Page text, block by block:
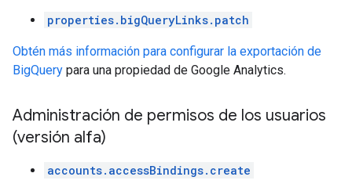
properties.bigQueryLinks.patch
Obtén más información para configurar la exportación de
BigQuery para una propiedad de Google Analytics.
Administración de permisos de los usuarios
(versión alfa)
accounts.accessBindings.create